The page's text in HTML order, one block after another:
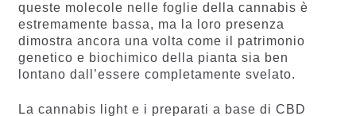
queste molecole nelle foglie della cannabis è
estremamente bassa, ma la loro presenza
dimostra ancora una volta come il patrimonio
genetico e biochimico della pianta sia ben
lontano dall’essere completamente svelato.
La cannabis light e i preparati a base di CBD